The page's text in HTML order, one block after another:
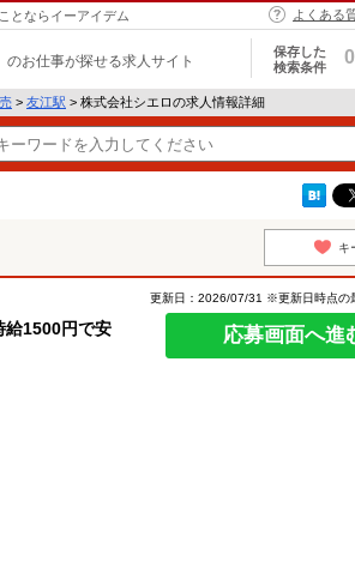
とならイーアイデム よくある
のお仕事が探せる求人サイト
保存した
検索条件
0
> 友江駅 > 株式会社シエロの求人情報詳細
キ
給1500円で安
更新日：2026/07/31 ※更新日時点の
応募画面へ進